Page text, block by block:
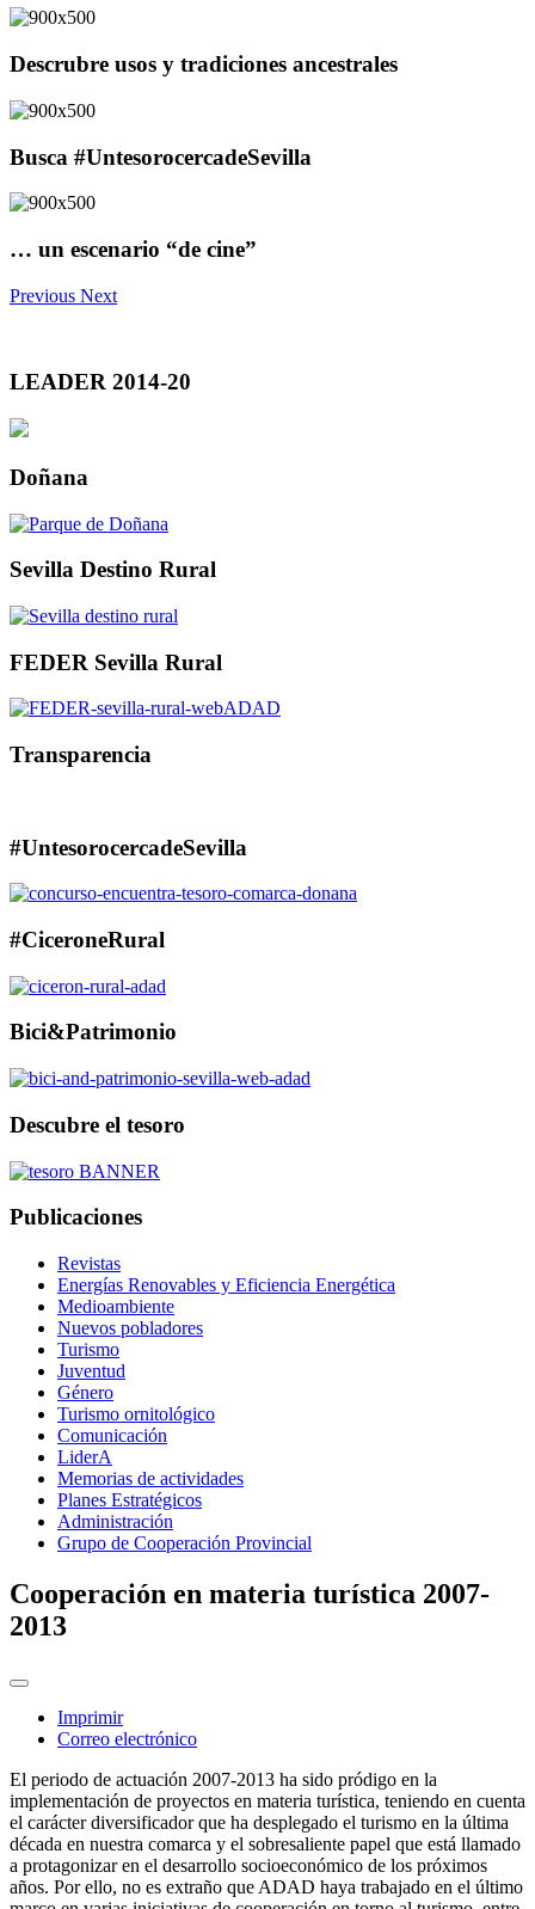
Descrubre usos y tradiciones ancestrales
Busca #UntesorocercadeSevilla
… un escenario “de cine”
Previous Next
LEADER 2014-20
Doñana
Sevilla Destino Rural
FEDER Sevilla Rural
Transparencia
#UntesorocercadeSevilla
#CiceroneRural
Bici&Patrimonio
Descubre el tesoro
Publicaciones
Revistas
Energías Renovables y Eficiencia Energética
Medioambiente
Nuevos pobladores
Turismo
Juventud
Género
Turismo ornitológico
Comunicación
LiderA
Memorias de actividades
Planes Estratégicos
Administración
Grupo de Cooperación Provincial
Cooperación en materia turística 2007-
2013
Imprimir
Correo electrónico
El periodo de actuación 2007-2013 ha sido pródigo en la
implementación de proyectos en materia turística, teniendo en cuenta
el carácter diversificador que ha desplegado el turismo en la última
década en nuestra comarca y el sobresaliente papel que está llamado
a protagonizar en el desarrollo socioeconómico de los próximos
años. Por ello, no es extraño que ADAD haya trabajado en el último